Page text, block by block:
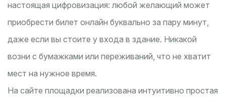
настоящая цифровизация: любой желающий может
приобрести билет онлайн буквально за пару минут,
даже если вы стоите у входа в здание. Никакой
возни с бумажками или переживаний, что не хватит
мест на нужное время.
На сайте площадки реализована интуитивно простая